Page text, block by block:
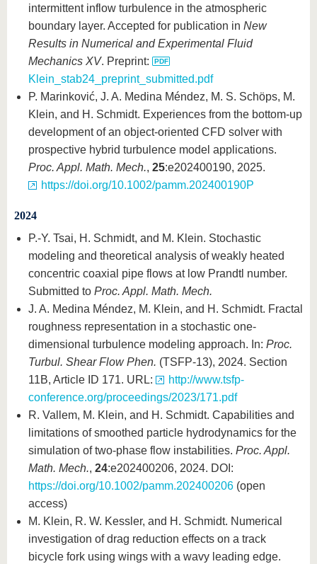
intermittent inflow turbulence in the atmospheric
boundary layer. Accepted for publication in New
Results in Numerical and Experimental Fluid
Mechanics XV. Preprint:
Klein_stab24_preprint_submitted.pdf
P. Marinković, J. A. Medina Méndez, M. S. Schöps, M.
Klein, and H. Schmidt. Experiences from the bottom-up
development of an object-oriented CFD solver with
prospective hybrid turbulence model applications.
Proc. Appl. Math. Mech., 25:e202400190, 2025.
https://doi.org/10.1002/pamm.202400190P
2024
P.-Y. Tsai, H. Schmidt, and M. Klein. Stochastic
modeling and theoretical analysis of weakly heated
concentric coaxial pipe flows at low Prandtl number.
Submitted to Proc. Appl. Math. Mech.
J. A. Medina Méndez, M. Klein, and H. Schmidt. Fractal
roughness representation in a stochastic one-
dimensional turbulence modeling approach. In: Proc.
Turbul. Shear Flow Phen. (TSFP-13), 2024. Section
11B, Article ID 171. URL:
http://www.tsfp-
conference.org/proceedings/2023/171.pdf
R. Vallem, M. Klein, and H. Schmidt. Capabilities and
limitations of smoothed particle hydrodynamics for the
simulation of two-phase flow instabilities. Proc. Appl.
Math. Mech., 24:e202400206, 2024. DOI:
https://doi.org/10.1002/pamm.202400206 (open
access)
M. Klein, R. W. Kessler, and H. Schmidt. Numerical
investigation of drag reduction effects on a track
bicycle fork using wings with a wavy leading edge.